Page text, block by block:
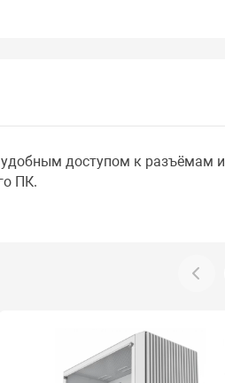
удобным доступом к разъёмам и
ПК.